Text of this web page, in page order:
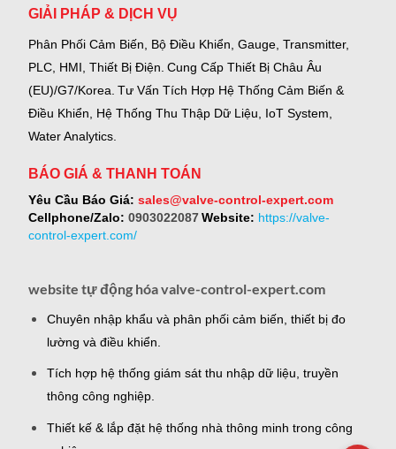
GIẢI PHÁP & DỊCH VỤ
Phân Phối Cảm Biến, Bộ Điều Khiển, Gauge, Transmitter,
PLC, HMI, Thiết Bị Điện. Cung Cấp Thiết Bị Châu Âu
(EU)/G7/Korea. Tư Vấn Tích Hợp Hệ Thống Cảm Biến &
Điều Khiển, Hệ Thống Thu Thập Dữ Liệu, IoT System,
Water Analytics.
BÁO GIÁ & THANH TOÁN
Yêu Cầu Báo Giá: sales@valve-control-expert.com
Cellphone/Zalo: 0903022087 Website: https://valve-
control-expert.com/
website tự động hóa valve-control-expert.com
Chuyên nhập khẩu và phân phối cảm biến, thiết bị đo
lường và điều khiển.
Tích hợp hệ thống giám sát thu nhập dữ liệu, truyền
thông công nghiệp.
Thiết kế & lắp đặt hệ thống nhà thông minh trong công